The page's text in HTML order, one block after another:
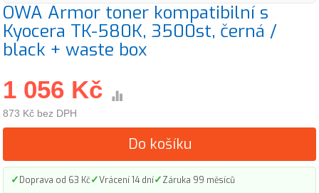
OWA Armor toner kompatibilní s
Kyocera TK-580K, 3500st, černá /
black + waste box
1 056 Kč
873 Kč bez DPH
Do košíku
✓Doprava od 63 Kč✓Vrácení 14 dní✓Záruka 99 měsíců